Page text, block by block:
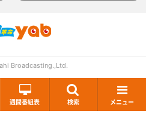
週間番組表 検索 メニュー
Broadcasting.,Ltd.